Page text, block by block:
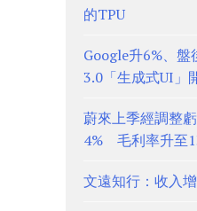
的TPU
Google升6%、
3.0「生成式UI」
蔚來上季經調整
4% 毛利率升至
文遠知行：收入